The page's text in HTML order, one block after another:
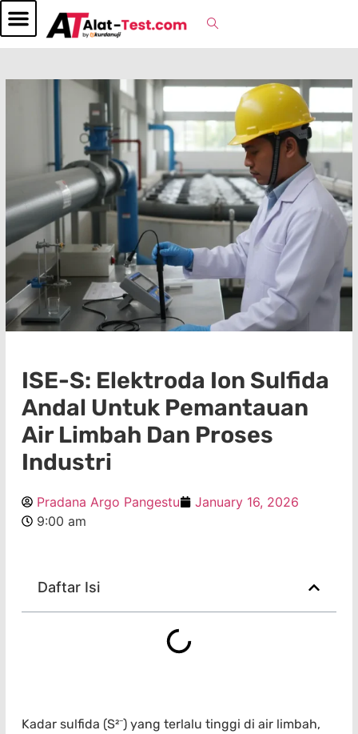
ISE-S: Elektroda Ion Sulfida
Andal Untuk Pemantauan
Air Limbah Dan Proses
Industri
Pradana Argo Pangestu
January 16, 2026
9:00 am
Daftar Isi
Kadar sulfida (S²⁻) yang terlalu tinggi di air limbah,